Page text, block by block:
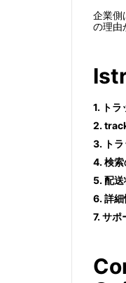
企業側
の理由
1. トラ
2.
3. ト
4. 検
5. 配
6. 詳
7. サポ